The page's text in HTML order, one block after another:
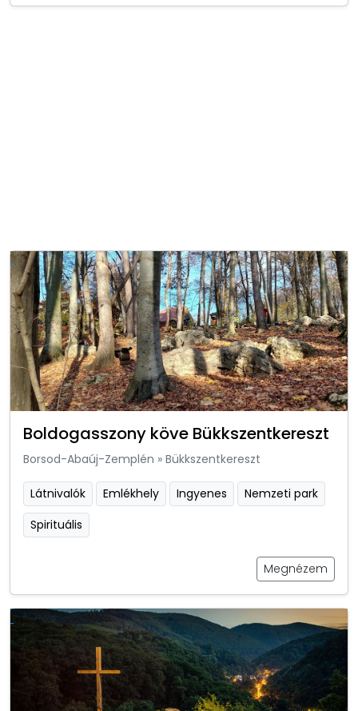
Boldogasszony köve Bükkszentkereszt
Borsod-Abaúj-Zemplén » Bükkszentkereszt
Látnivalók Emlékhely Ingyenes
Nemzeti park
Spirituális
Megnézem